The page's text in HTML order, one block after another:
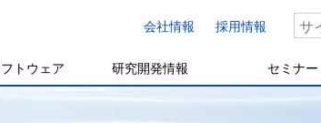
会社情報 採用情報
トウェア 研究開発情報 セミナー